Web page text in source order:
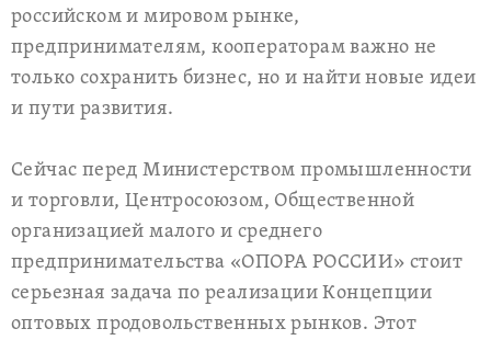
российском и мировом рынке,
предпринимателям, кооператорам важно не
только сохранить бизнес, но и найти новые идеи
и пути развития.
Сейчас перед Министерством промышленности
и торговли, Центросоюзом, Общественной
организацией малого и среднего
предпринимательства «ОПОРА РОССИИ» стоит
серьезная задача по реализации Концепции
оптовых продовольственных рынков. Этот